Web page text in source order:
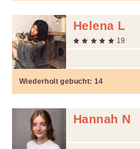
Helena L
19
Wiederholt gebucht:14
Hannah N